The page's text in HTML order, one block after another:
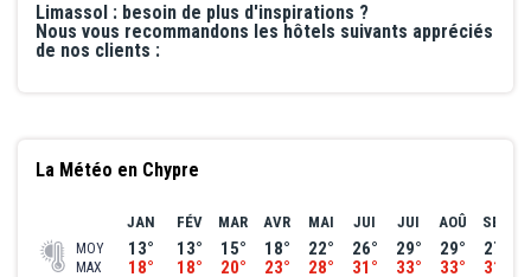
Limassol : besoin de plus d'inspirations ?
Nous vous recommandons les hôtels suivants appréciés
de nos clients :
La Météo en Chypre
MOY
MAX
JAN
13°
18°
FÉV
13°
18°
MAR
15°
20°
AVR
18°
23°
MAI
22°
28°
JUI
26°
31°
JUI
29°
33°
AOÛ
29°
33°
SEP
27°
31°